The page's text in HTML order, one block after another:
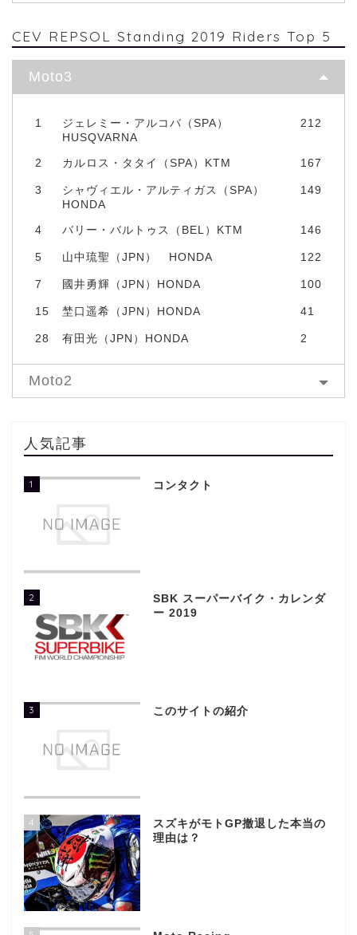
CEV REPSOL Standing 2019 Riders Top 5
Moto3
1
ジェレミー・アルコバ（SPA）
HUSQVARNA
212
2 カルロス・タタイ（SPA）KTM 167
3
シャヴィエル・アルティガス（SPA）
HONDA
149
4 バリー・バルトゥス（BEL）KTM 146
5 山中琉聖（JPN） HONDA 122
7 國井勇輝（JPN）HONDA 100
15 埜口遥希（JPN）HONDA 41
28 有田光（JPN）HONDA 2
Moto2
人気記事
1 コンタクト
2
SBK スーパーバイク・カレンダ
ー 2019
3 このサイトの紹介
4
スズキがモトGP撤退した本当の
理由は？